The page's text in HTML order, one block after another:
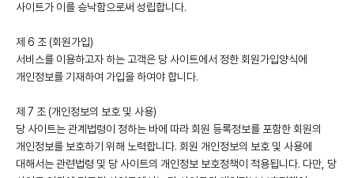
사이트가 이를 승낙함으로써 성립합니다.
제 6 조 (회원가입)
서비스를 이용하고자 하는 고객은 당 사이트에서 정한 회원가입양식에
개인정보를 기재하여 가입을 하여야 합니다.
제 7 조 (개인정보의 보호 및 사용)
당 사이트는 관계법령이 정하는 바에 따라 회원 등록정보를 포함한 회원의
개인정보를 보호하기 위해 노력합니다. 회원 개인정보의 보호 및 사용에
대해서는 관련법령 및 당 사이트의 개인정보 보호정책이 적용됩니다. 다만, 당